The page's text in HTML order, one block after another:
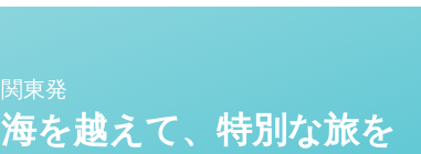
関東発
海を越えて、特別な旅を